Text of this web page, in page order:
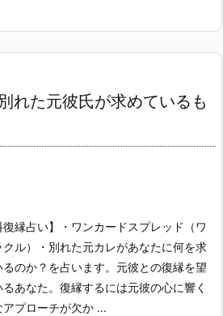
れた元彼氏が求めているも
復縁占い】
・ワンカードスプレッド（ワ
ル）
・別れた元カレがあなたに何を求
のか？を占います。 元彼との復縁を望
あなた。 復縁するには元彼の心に響く
アプローチが欠か ...